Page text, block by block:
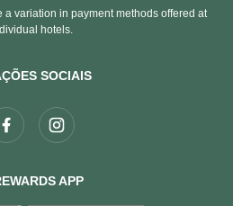
SOCIAIS
APP
a variation in payment methods offered at
hotels.